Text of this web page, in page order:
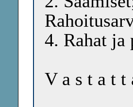
4. Rahat ja
V a s t a t t